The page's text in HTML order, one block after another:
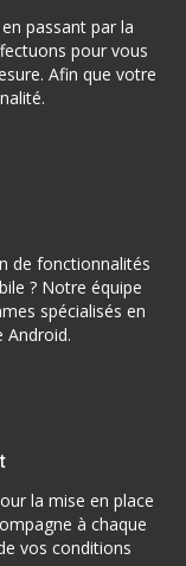
passant par la
pour vous
Afin que votre
de fonctionnalités
? Notre équipe
spécialisés en
Android.
la mise en place
à chaque
vos conditions